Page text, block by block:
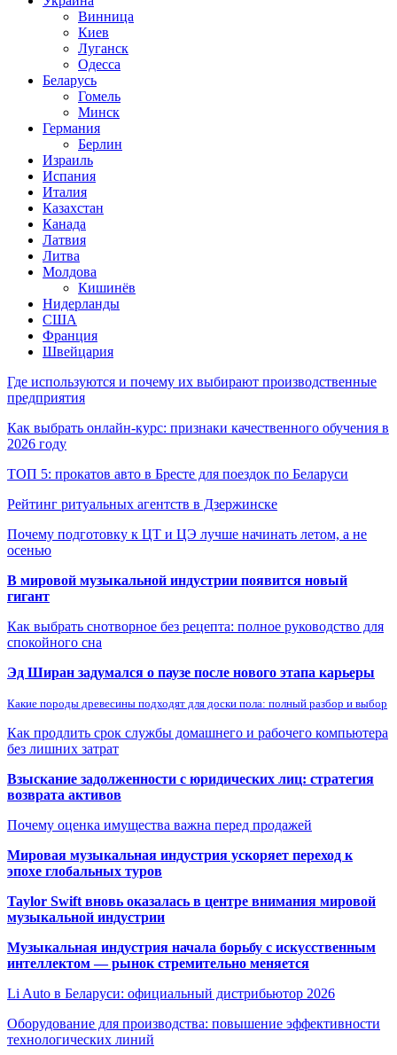
Винница
Киев
Луганск
Одесса
Беларусь
Гомель
Минск
Германия
Берлин
Израиль
Испания
Италия
Казахстан
Канада
Латвия
Литва
Молдова
Кишинёв
Нидерланды
США
Франция
Швейцария
Где используются и почему их выбирают производственные
предприятия
Как выбрать онлайн-курс: признаки качественного обучения в
2026 году
ТОП 5: прокатов авто в Бресте для поездок по Беларуси
Рейтинг ритуальных агентств в Дзержинске
Почему подготовку к ЦТ и ЦЭ лучше начинать летом, а не
осенью
В мировой музыкальной индустрии появится новый
гигант
Как выбрать снотворное без рецепта: полное руководство для
спокойного сна
Эд Ширан задумался о паузе после нового этапа карьеры
Какие породы древесины подходят для доски пола: полный разбор и выбор
Как продлить срок службы домашнего и рабочего компьютера
без лишних затрат
Взыскание задолженности с юридических лиц: стратегия
возврата активов
Почему оценка имущества важна перед продажей
Мировая музыкальная индустрия ускоряет переход к
эпохе глобальных туров
Taylor Swift вновь оказалась в центре внимания мировой
музыкальной индустрии
Музыкальная индустрия начала борьбу с искусственным
интеллектом — рынок стремительно меняется
Li Auto в Беларуси: официальный дистрибьютор 2026
Оборудование для производства: повышение эффективности
технологических линий